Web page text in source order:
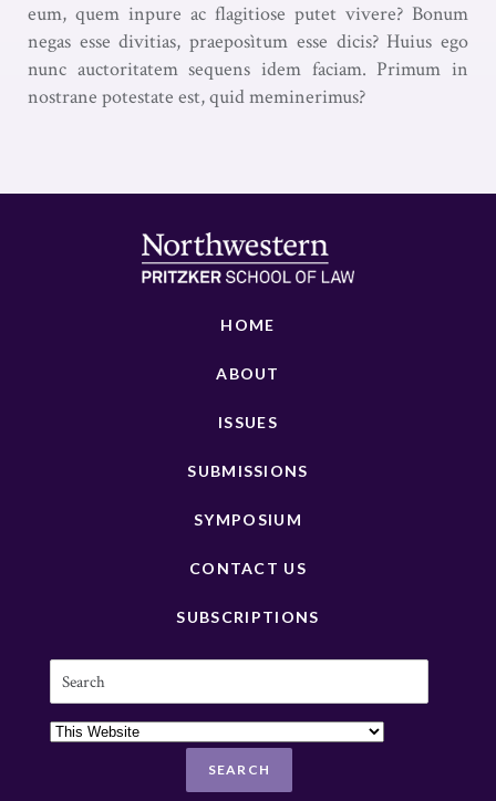
eum, quem inpure ac flagitiose putet vivere? Bonum
negas esse divitias, praeposìtum esse dicis? Huius ego
nunc auctoritatem sequens idem faciam. Primum in
nostrane potestate est, quid meminerimus?
HOME
ABOUT
ISSUES
SUBMISSIONS
SYMPOSIUM
CONTACT US
SUBSCRIPTIONS